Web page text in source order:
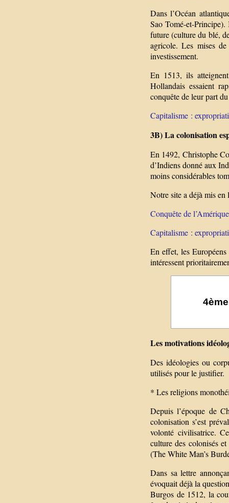
Dans l’Océan
Sao Tomé-et-
future (culture du blé,
agricole. Les mises
investissement.
En 1513, ils
Hollandais essaient
conquête de leur part
Capitalisme :
3B) La colonisation
En 1492, Christophe
d’Indiens donné aux
moins considérables
Notre site a déjà mis en
Conquête de
Capitalisme :
En effet, les
intéressent
Les motivations
Des idéologies ou
utilisés pour le justifier.
* Les religions
Depuis l’époque de
colonisation s’est
volonté civilisatrice.
culture des colonisés
(The White Man’s
Dans sa lettre
évoquait déjà la
Burgos de 1512, la